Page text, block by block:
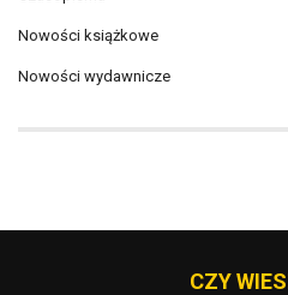
Nowości książkowe
Nowości wydawnicze
CZY